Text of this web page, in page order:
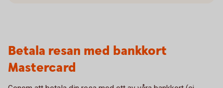
Betala resan med bankkort
Mastercard